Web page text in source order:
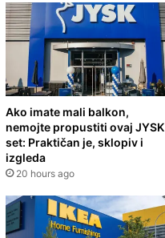
Ako imate mali balkon,
nemojte propustiti ovaj JYSK
set: Praktičan je, sklopiv i
izgleda
20 hours ago